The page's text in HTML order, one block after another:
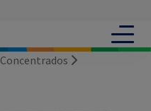
Concentrados